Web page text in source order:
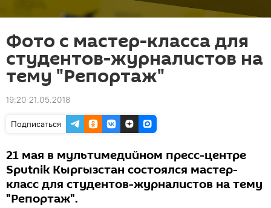
Фото с мастер-класса для
студентов-журналистов на
тему "Репортаж"
19:20 21.05.2018
Подписаться
21 мая в мультимедийном пресс-центре
Sputnik Кыргызстан состоялся мастер-
класс для студентов-журналистов на тему
"Репортаж".